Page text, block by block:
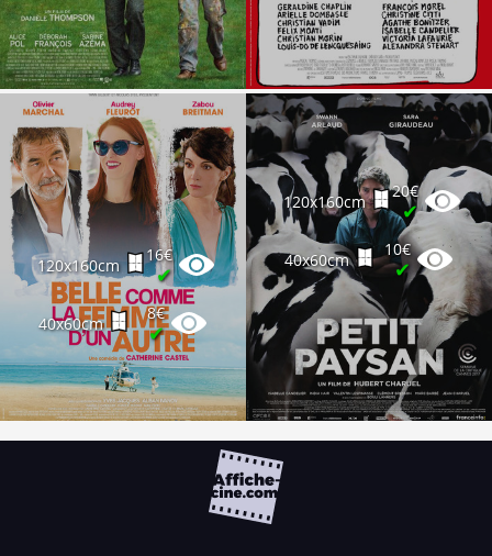
120x160cm
16€
✔
40x60cm
8€
✔
120x160cm
20€
✔
40x60cm
10€
✔